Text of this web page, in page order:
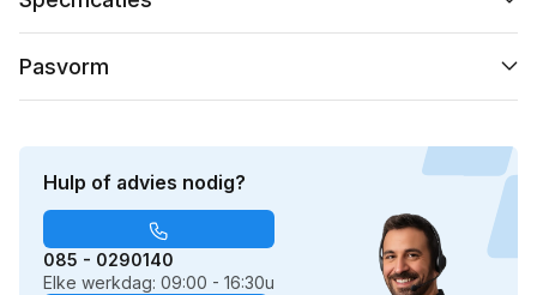
Pasvorm
Hulp of advies nodig?
085 - 0290140
Elke werkdag: 09:00 - 16:30u